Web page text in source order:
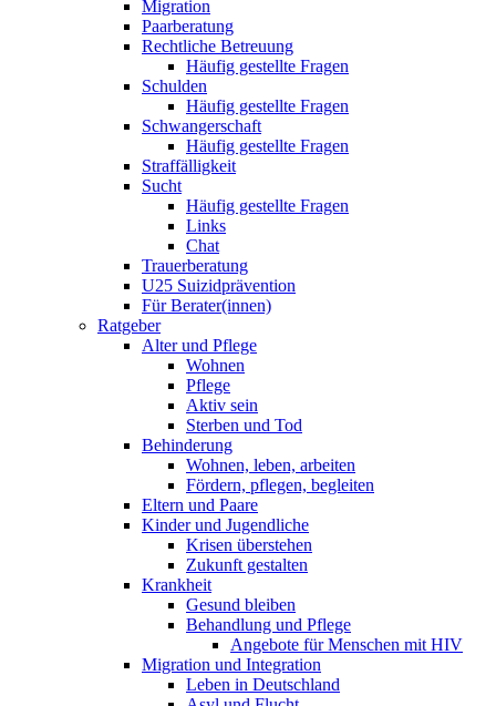
Migration
Paarberatung
Rechtliche Betreuung
Häufig gestellte Fragen
Schulden
Häufig gestellte Fragen
Schwangerschaft
Häufig gestellte Fragen
Straffälligkeit
Sucht
Häufig gestellte Fragen
Links
Chat
Trauerberatung
U25 Suizidprävention
Für Berater(innen)
Ratgeber
Alter und Pflege
Wohnen
Pflege
Aktiv sein
Sterben und Tod
Behinderung
Wohnen, leben, arbeiten
Fördern, pflegen, begleiten
Eltern und Paare
Kinder und Jugendliche
Krisen überstehen
Zukunft gestalten
Krankheit
Gesund bleiben
Behandlung und Pflege
Angebote für Menschen mit HIV
Migration und Integration
Leben in Deutschland